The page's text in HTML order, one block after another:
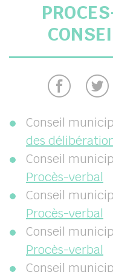
Conseil
des
Conseil
Procès-verbal
Conseil
Procès-verbal
Conseil
Procès-verbal
Conseil